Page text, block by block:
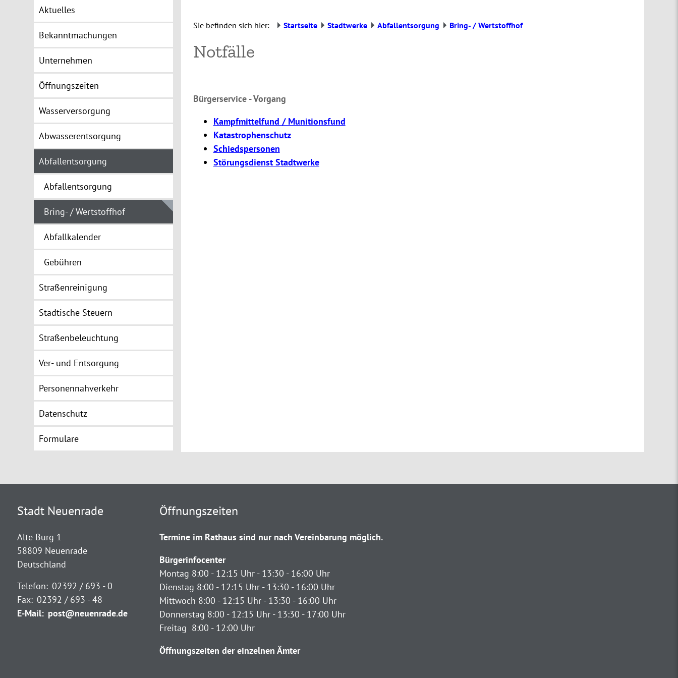
Aktuelles
Bekanntmachungen
Unternehmen
Öffnungszeiten
Wasserversorgung
Abwasserentsorgung
Abfallentsorgung
Abfallentsorgung
Bring- / Wertstoffhof
Abfallkalender
Gebühren
Straßenreinigung
Städtische Steuern
Straßenbeleuchtung
Ver- und Entsorgung
Personennahverkehr
Datenschutz
Formulare
Sie befinden sich hier: Startseite Stadtwerke Abfallentsorgung Bring- / Wertstoffhof
Notfälle
Bürgerservice - Vorgang
Kampfmittelfund / Munitionsfund
Katastrophenschutz
Schiedspersonen
Störungsdienst Stadtwerke
Stadt Neuenrade
Alte Burg 1
58809 Neuenrade
Deutschland
Telefon: 02392 / 693 - 0
Fax: 02392 / 693 - 48
E-Mail: post@neuenrade.de
Öffnungszeiten
Termine im Rathaus sind nur nach Vereinbarung möglich.
Bürgerinfocenter
Montag 8:00 - 12:15 Uhr - 13:30 - 16:00 Uhr
Dienstag 8:00 - 12:15 Uhr - 13:30 - 16:00 Uhr
Mittwoch 8:00 - 12:15 Uhr - 13:30 - 16:00 Uhr
Donnerstag 8:00 - 12:15 Uhr - 13:30 - 17:00 Uhr
Freitag 8:00 - 12:00 Uhr
Öffnungszeiten der einzelnen Ämter